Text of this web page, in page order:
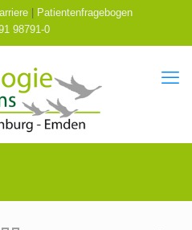
Patientenfragebogen
98791-0